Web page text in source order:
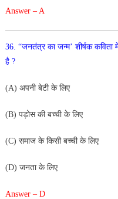
Answer – A
36. “जनतंत्र का जन्म’ शीर्षक कविता
है ?
(A) अपनी बेटी के लिए
(B) पड़ोस की बच्ची के लिए
(C) समाज के किसी बच्ची के लिए
(D) जनता के लिए
Answer – D